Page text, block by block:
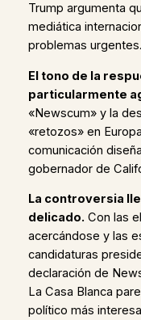
Trump argumenta
mediática
problemas urgentes.
El tono de la
particularmente
«Newscum» y la
«retozos» en
comunicación
gobernador de
La controversia
delicado. Con las
acercándose y las
candidaturas
declaración de
La Casa Blanca
político más